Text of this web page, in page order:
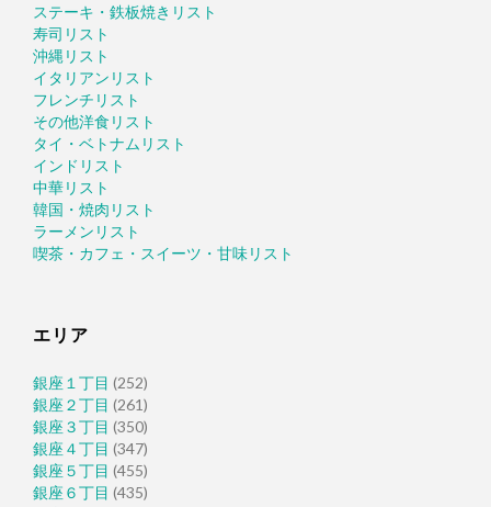
ステーキ・鉄板焼きリスト
寿司リスト
沖縄リスト
イタリアンリスト
フレンチリスト
その他洋食リスト
タイ・ベトナムリスト
インドリスト
中華リスト
韓国・焼肉リスト
ラーメンリスト
喫茶・カフェ・スイーツ・甘味リスト
エリア
銀座１丁目 (252)
銀座２丁目 (261)
銀座３丁目 (350)
銀座４丁目 (347)
銀座５丁目 (455)
銀座６丁目 (435)